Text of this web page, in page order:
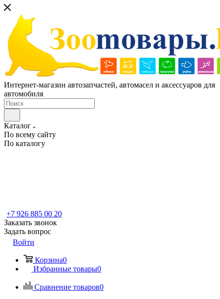
Интернет-магазин автозапчастей, автомасел и аксессуаров для
автомобиля
Каталог
По всему сайту
По каталогу
+7 926 885 00 20
Заказать звонок
Задать вопрос
Войти
Корзина0
Избранные товары0
Сравнение товаров0